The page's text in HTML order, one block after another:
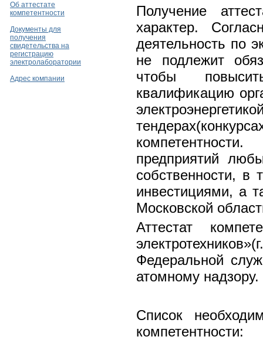
Об аттестате
компетентности
Документы для
получения
свидетельства на
регистрацию
электролаборатории
Адрес компании
Получение
характер.
деятельность по
не подлежит
чтобы
квалификацию
предприятий
собственности, в
инвестициями, а
Московской
Аттестат
Федеральной
атомному надзору.
Список
компетентности: